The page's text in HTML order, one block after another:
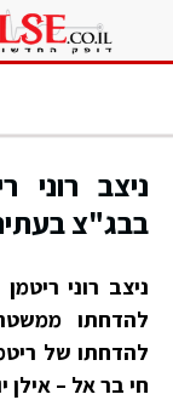
ניצב רוני
בבג"צ
ניצב רוני
להדחתו
להדחתו של
חי בר אל – אילן